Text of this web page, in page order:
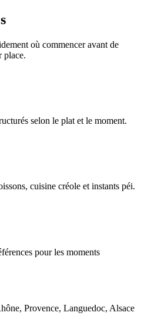
où commencer avant de
place.
selon le plat et le moment.
cuisine créole et instants péi.
pour les moments
Provence, Languedoc, Alsace